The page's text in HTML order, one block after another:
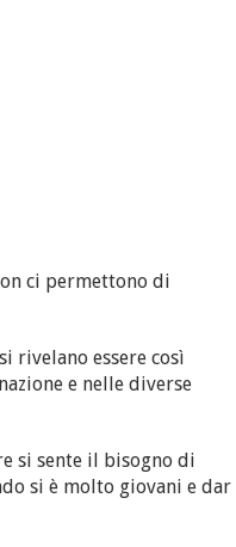
ci permettono di
rivelano essere così
e nelle diverse
si sente il bisogno di
si è molto giovani e dar